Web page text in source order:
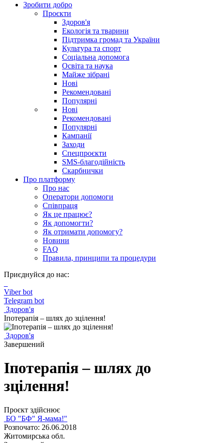
Зробити добро
Проєкти
Здоров'я
Екологія та тварини
Підтримка громад та України
Культура та спорт
Соціальна допомога
Освіта та наука
Майже зібрані
Нові
Рекомендовані
Популярні
Нові
Рекомендовані
Популярні
Кампанії
Заходи
Спецпроєкти
SMS-благодійність
Скарбнички
Про платформу
Про нас
Оператори допомоги
Співпраця
Як це працює?
Як допомогти?
Як отримати допомогу?
Новини
FAQ
Правила, принципи та процедури
Приєднуйся до нас:
Viber bot
Telegram bot
Здоров'я
Іпотерапія – шлях до зцілення!
Здоров'я
Завершений
Іпотерапія – шлях до
зцілення!
Проєкт здійснює
БО "БФ" Я-мама!"
Розпочато: 26.06.2018
Житомирська обл.